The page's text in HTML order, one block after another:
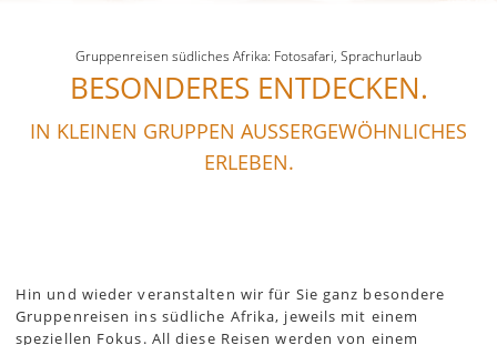
Gruppenreisen südliches Afrika: Fotosafari, Sprachurlaub
BESONDERES ENTDECKEN.
IN KLEINEN GRUPPEN AUSSERGEWÖHNLICHES
ERLEBEN.
Hin und wieder veranstalten wir für Sie ganz besondere
Gruppenreisen ins südliche Afrika, jeweils mit einem
speziellen Fokus. All diese Reisen werden von einem